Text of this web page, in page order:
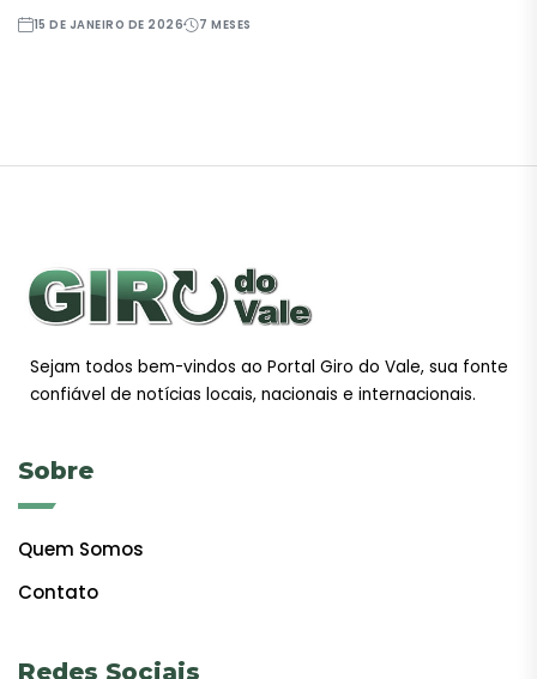
15 DE JANEIRO DE 2026 7 MESES
Sejam todos bem-vindos ao Portal Giro do Vale, sua fonte
confiável de notícias locais, nacionais e internacionais.
Sobre
Quem Somos
Contato
Redes Sociais